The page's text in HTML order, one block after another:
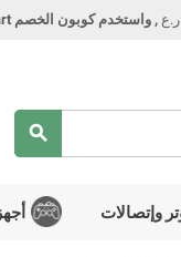
, واستخدم كوبون الخصم ImSmart
search
وإتصالات